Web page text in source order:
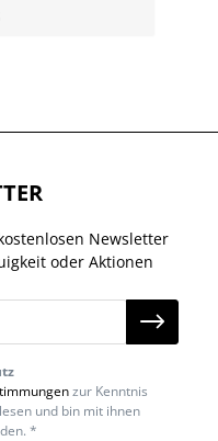
Newsletter
oder Aktionen
zur Kenntnis
und bin mit ihnen
*